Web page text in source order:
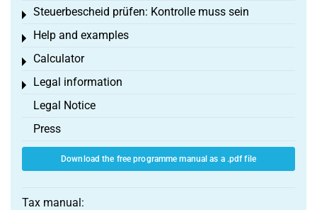
Steuerbescheid prüfen: Kontrolle muss sein
Toggle menu
Help and examples
Toggle menu
Calculator
Toggle menu
Legal information
Toggle menu
Legal Notice
Press
Download the free programme manual as a .pdf file
Tax manual: